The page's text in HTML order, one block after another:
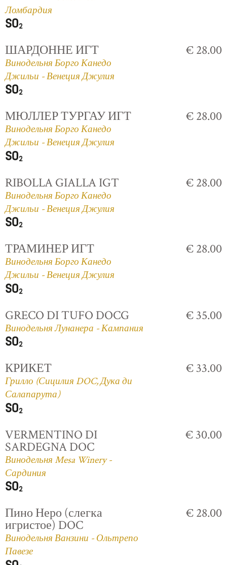
Ломбардия
ШАРДОННЕ ИГТ
Винодельня Борго Канедо
Джильи - Венеция Джулия
€ 28.00
МЮЛЛЕР ТУРГАУ ИГТ
Винодельня Борго Канедо
Джильи - Венеция Джулия
€ 28.00
RIBOLLA GIALLA IGT
Винодельня Борго Канедо
Джильи - Венеция Джулия
€ 28.00
ТРАМИНЕР ИГТ
Винодельня Борго Канедо
Джильи - Венеция Джулия
€ 28.00
GRECO DI TUFO DOCG
Винодельня Лунанера - Кампания
€ 35.00
КРИКЕТ
Грилло (Сицилия DOC, Дука ди
Салапарута)
€ 33.00
VERMENTINO DI
SARDEGNA DOC
Винодельня Mesa Winery -
Сардиния
€ 30.00
Пино Неро (слегка
игристое) DOC
Винодельня Ванзини - Ольтрепо
Павезе
€ 28.00